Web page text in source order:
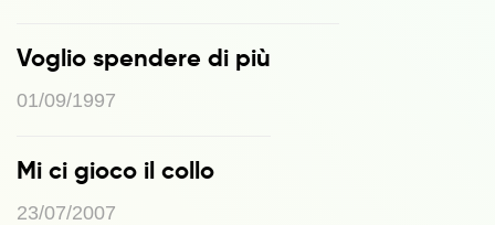
Voglio spendere di più
01/09/1997
Mi ci gioco il collo
23/07/2007